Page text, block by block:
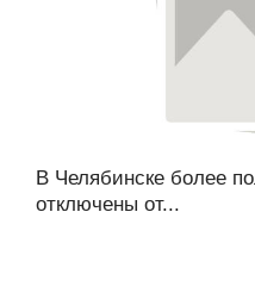
В Челябинске более
отключены от...